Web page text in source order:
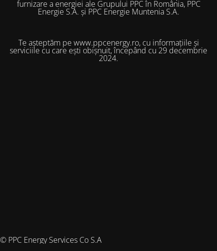
furnizare a energiei ale Grupului PPC în România, PPC
Energie S.A. și PPC Energie Muntenia S.A.
Te așteptăm pe www.ppcenergy.ro, cu informațiile și
serviciile cu care ești obișnuit, începând cu 29 decembrie
2024.
© PPC Energy Services Co S.A